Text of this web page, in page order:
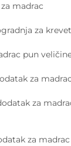
madrac
za krevet
pun
za madrac
za
za